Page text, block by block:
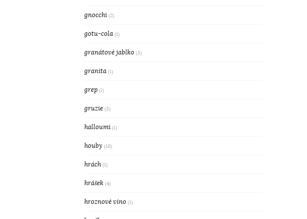
gnocchi (2)
gotu-cola (1)
granátové jablko (3)
granita (1)
grep (1)
gruzie (3)
halloumi (1)
houby (10)
hrách (1)
hrášek (4)
hroznové víno (1)